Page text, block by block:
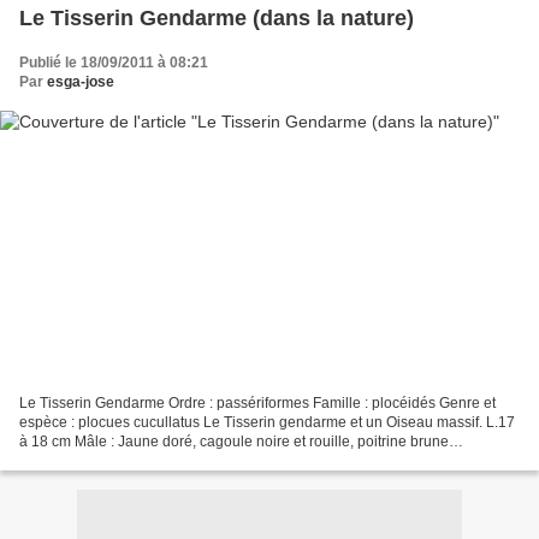
Le Tisserin Gendarme (dans la nature)
Publié le 18/09/2011 à 08:21
Par esga-jose
Le Tisserin Gendarme Ordre : passériformes Famille : plocéidés Genre et
espèce : plocues cucullatus Le Tisserin gendarme et un Oiseau massif. L.17
à 18 cm Mâle : Jaune doré, cagoule noire et rouille, poitrine brune